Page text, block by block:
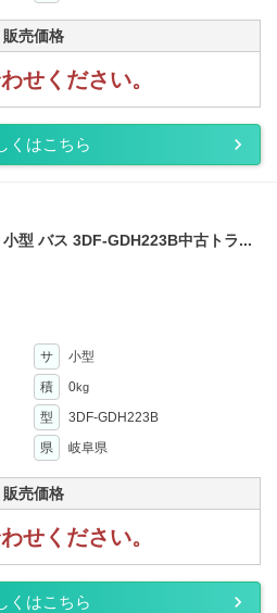
販売価格
せください。
くはこちら
小型 バス 3DF-GDH223B中古トラ...
サ
小型
積 0kg
型
3DF-GDH223B
県 岐阜県
販売価格
せください。
くはこちら